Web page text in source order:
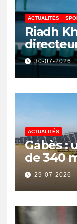
ACTUALITÉS
Riadh
30-07-2026
ACTUALITÉS
Gabès :
de 340
pour
emplois
29-07-2026